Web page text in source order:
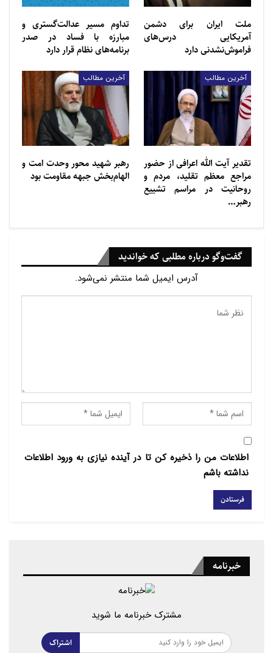
ملت ایران برای دشمن
آمریکایی درس‌های
فراموش‌نشدنی دارد
تداوم مسیر عدالت‌گستری و
مبارزه با فساد در صدر
برنامه‌های نظام قرار دارد
آخرین مطالب
تقدیر آیت الله اعرافی از حضور
مراجع معظم تقلید، مردم و
روحانیت در مراسم تشییع
رهبر…
آخرین مطالب
رهبر شهید محور وحدت امت و
الهام‌بخش جبهه مقاومت بود
گفت‌وگو درباره مطلبی که خواندید
آدرس ایمیل شما منتشر نمی‌شود.
اطلاعات من را ذخیره کن تا در آینده نیازی به ورود اطلاعات
نداشته باشم
خبرنامه
مشترک خبرنامه ما شوید
اشتراک